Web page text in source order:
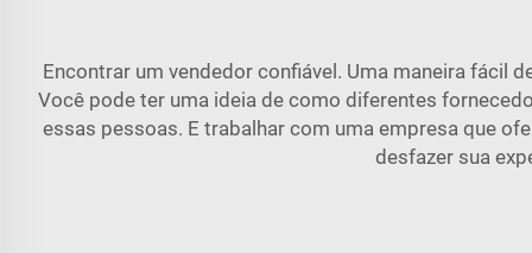
Encontrar um vendedor confiável. Uma maneira fácil
Você pode ter uma ideia de como diferentes
essas pessoas. E trabalhar com uma empresa que
desfazer sua